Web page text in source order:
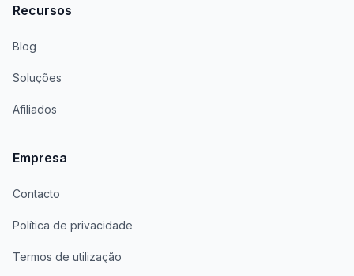
Recursos
Blog
Soluções
Afiliados
Empresa
Contacto
Política de privacidade
Termos de utilização